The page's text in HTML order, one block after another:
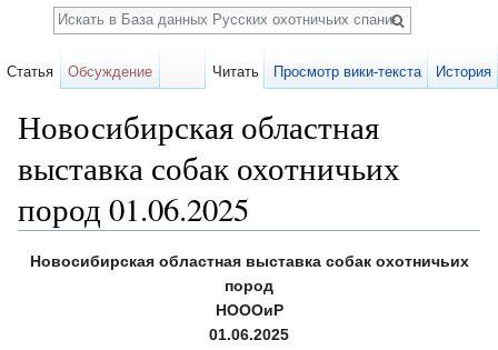
Новосибирская областная
выставка собак охотничьих
пород 01.06.2025
Новосибирская областная выставка собак охотничьих
пород
НОООиР
01.06.2025
Статья Обсуждение Читать Просмотр вики-текста История
Поиск